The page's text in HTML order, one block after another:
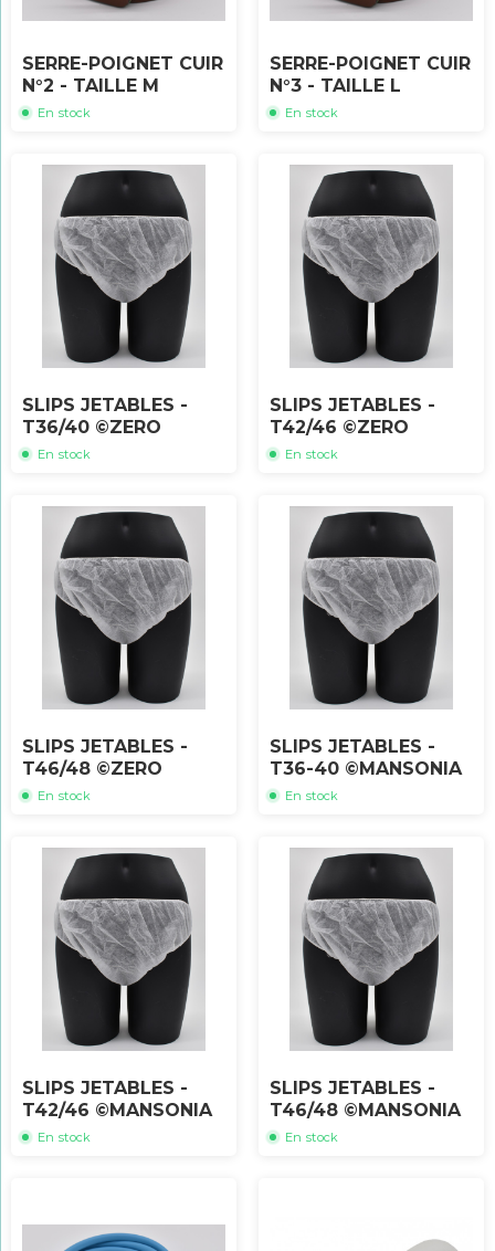
SERRE-POIGNET CUIR
N°2 - TAILLE M
En stock
SERRE-POIGNET CUIR
N°3 - TAILLE L
En stock
SLIPS JETABLES -
T36/40 ©ZERO
En stock
SLIPS JETABLES -
T42/46 ©ZERO
En stock
SLIPS JETABLES -
T46/48 ©ZERO
En stock
SLIPS JETABLES -
T36-40 ©MANSONIA
En stock
SLIPS JETABLES -
T42/46 ©MANSONIA
En stock
SLIPS JETABLES -
T46/48 ©MANSONIA
En stock